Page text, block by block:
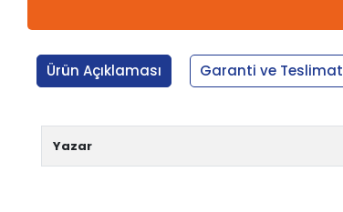
Ürün Açıklaması Garanti ve Teslimat
Yazar